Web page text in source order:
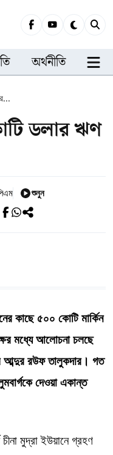
অর্থনীতি
ডলার ঋণ
শুনুন
কাছে ৫০০ কোটি মার্কিন
মধ্যে আলোচনা চলছে
আব্দুর রউফ তালুকদার। গত
দেওয়া একান্ত
চীনা মুদ্রা ইউয়ানে গ্রহণ